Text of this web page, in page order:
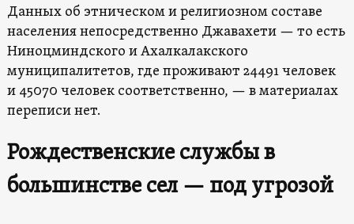
Данных об этническом и религиозном составе
населения непосредственно Джавахети — то есть
Ниноцминдского и Ахалкалакского
муниципалитетов, где проживают 24491 человек
и 45070 человек соответственно, — в материалах
переписи нет.
Рождественские службы в
большинстве сел — под угрозой